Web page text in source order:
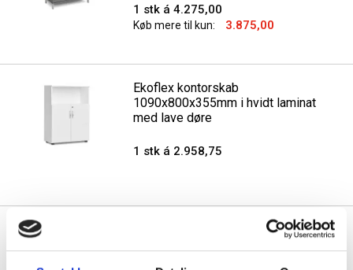
1 stk á 4.275,00
Køb mere til kun: 3.875,00
Ekoflex kontorskab
1090x800x355mm i hvidt laminat
med lave døre
1 stk á 2.958,75
Office kontorskab 1275x800mm